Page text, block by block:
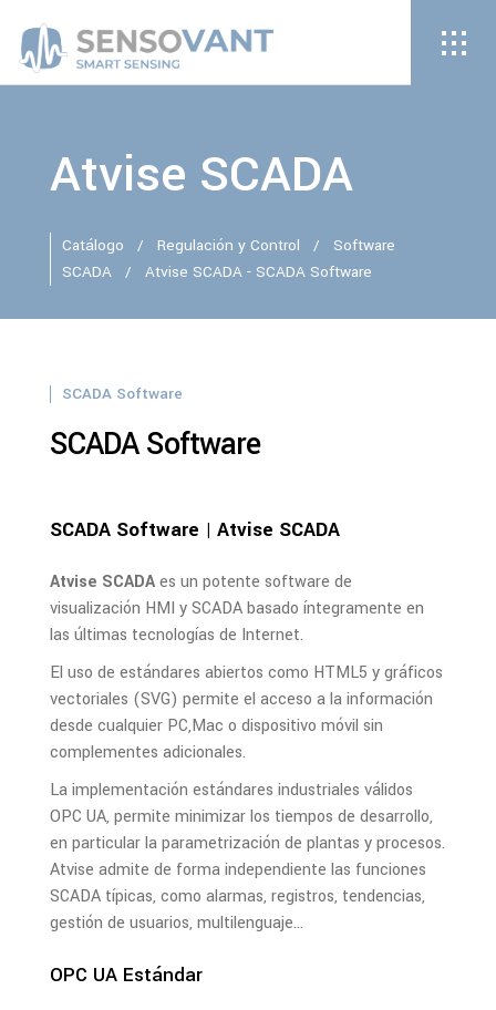
Atvise SCADA
Catálogo / Regulación y Control /
Software
SCADA
/ Atvise SCADA - SCADA Software
SCADA Software
SCADA Software
SCADA Software | Atvise SCADA
Atvise SCADAes un potente software de
visualización HMI y SCADA basado íntegramente en
las últimas tecnologías de Internet.
El uso de estándares abiertos como HTML5 y gráficos
vectoriales (SVG) permite el acceso a la información
desde cualquier PC,Mac o dispositivo móvil sin
complementes adicionales.
La implementación estándares industriales válidos
OPC UA, permite minimizar los tiempos de desarrollo,
en particular la parametrización de plantas y procesos.
Atvise admite de forma independiente las funciones
SCADA típicas, como alarmas, registros, tendencias,
gestión de usuarios, multilenguaje…
OPC UA Estándar